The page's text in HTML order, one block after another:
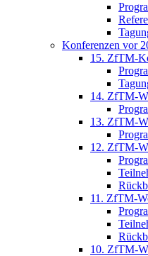
Konferenzen vor
15. ZfTM-
14. ZfTM-
13. ZfTM-
12. ZfTM-
11. ZfTM-
10. ZfTM-